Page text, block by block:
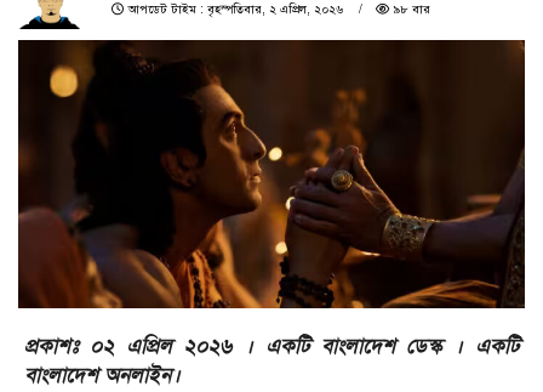
আপডেট টাইম : বৃহস্পতিবার, ২ এপ্রিল, ২০২৬
৯৮ বার
প্রকাশঃ ০২ এপ্রিল ২০২৬ । একটি বাংলাদেশ ডেস্ক । একটি
বাংলাদেশ অনলাইন।